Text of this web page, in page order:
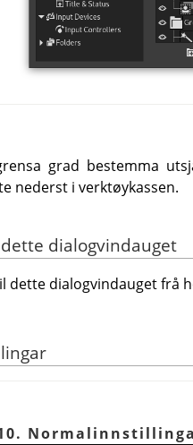
grad bestemma
nederst i verktøykassen.
dialogvindauget
dette dialogvindauget frå